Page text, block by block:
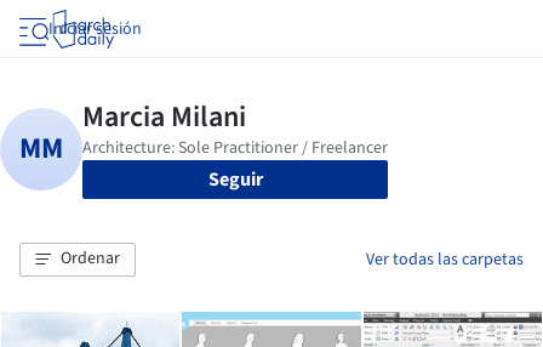
Iniciar sesión
Seguir
Ordenar Ver todas las carpetas